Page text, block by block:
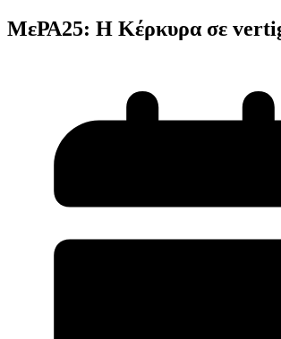
ΜεΡΑ25: Η Κέρκυρα σε